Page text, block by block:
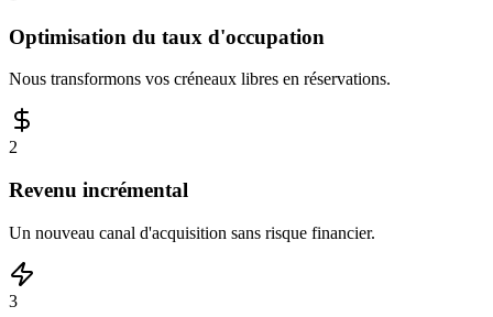
Optimisation du taux d'occupation
Nous transformons vos créneaux libres en réservations.
2
Revenu incrémental
Un nouveau canal d'acquisition sans risque financier.
3